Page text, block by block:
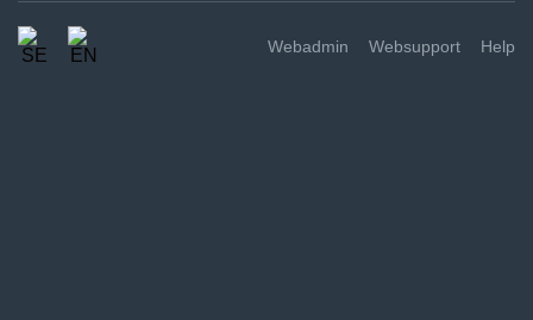
Webadmin Websupport Help